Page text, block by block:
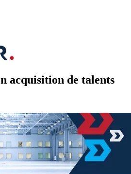
acquisition de talents